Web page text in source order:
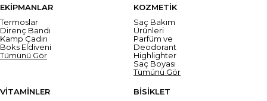
EKİPMANLAR
Termoslar
Direnç Bandı
Kamp Çadırı
Boks Eldiveni
Tümünü Gör
KOZMETİK
Saç Bakım
Ürünleri
Parfüm ve
Deodorant
Highlighter
Saç Boyası
Tümünü Gör
VİTAMİNLER
BİSİKLET